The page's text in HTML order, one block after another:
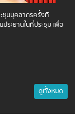
ชุมบุคลากรครั้งที่
ะธานในที่ประชุม เพื่อ
ดูทั้งหมด